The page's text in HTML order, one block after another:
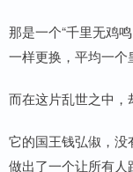
那是一个“千里无鸡
一样更换，平均一个
而在这片乱世之中
它的国王钱弘俶，没
做出了一个让所有人